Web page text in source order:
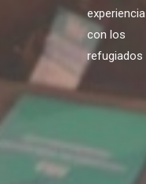
experiencia
con los
refugiados